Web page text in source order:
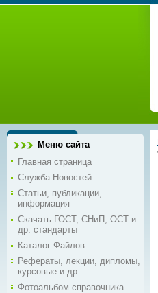
Меню сайта
Главная страница
Служба Новостей
Статьи, публикации,
информация
Скачать ГОСТ, СНиП, ОСТ и
др. стандарты
Каталог Файлов
Рефераты, лекции, дипломы,
курсовые и др.
Фотоальбом справочника